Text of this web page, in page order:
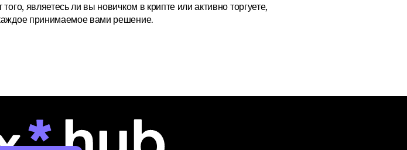
являетесь ли вы новичком в крипте или активно торгуете,
принимаемое вами решение.